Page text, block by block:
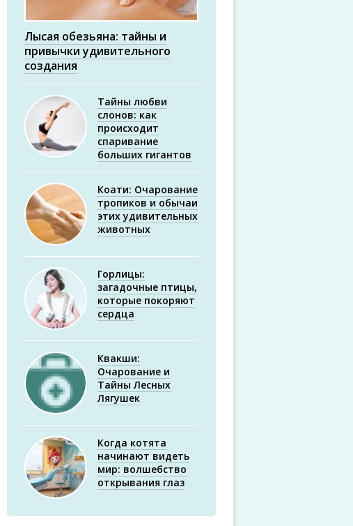
Лысая обезьяна: тайны и
привычки удивительного
создания
Тайны любви
слонов: как
происходит
спаривание
больших гигантов
Коати: Очарование
тропиков и обычаи
этих удивительных
животных
Горлицы:
загадочные птицы,
которые покоряют
сердца
Квакши:
Очарование и
Тайны Лесных
Лягушек
Когда котята
начинают видеть
мир: волшебство
открывания глаз